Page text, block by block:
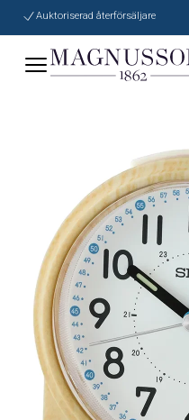
Auktoriserad återförsäljare